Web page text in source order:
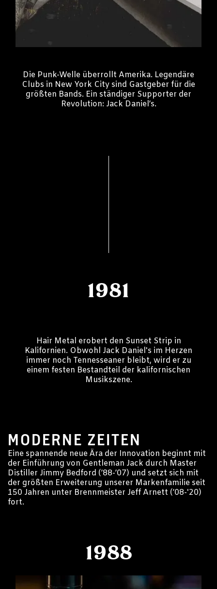
Die Punk-Welle überrollt Amerika. Legendäre
Clubs in New York City sind Gastgeber für die
größten Bands. Ein ständiger Supporter der
Revolution: Jack Daniel’s.
1981
Hair Metal erobert den Sunset Strip in
Kalifornien. Obwohl Jack Daniel's im Herzen
immer noch Tennesseaner bleibt, wird er zu
einem festen Bestandteil der kalifornischen
Musikszene.
MODERNE ZEITEN
Eine spannende neue Ära der Innovation beginnt mit
der Einführung von Gentleman Jack durch Master
Distiller Jimmy Bedford (’88-’07) und setzt sich mit
der größten Erweiterung unserer Markenfamilie seit
150 Jahren unter Brennmeister Jeff Arnett (’08-'20)
fort.
1988